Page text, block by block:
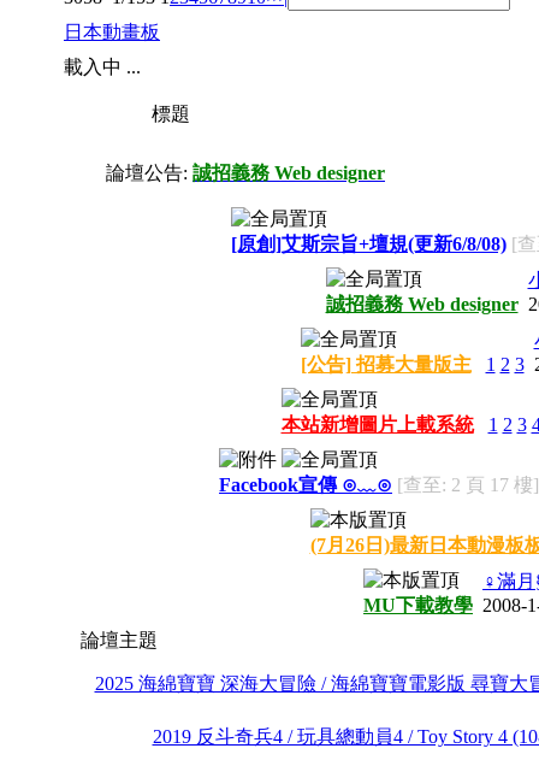
日本動畫板
載入中 ...
標題
論壇公告: 誠招義務 Web designer
[原創]艾斯宗旨+壇規(更新6/8/08) [
誠招義務 Web designer
[公告] 招募大量版主 1 2 3
本站新增圖片上載系統 1 2 3
Facebook宣傳 ⊙﹏⊙ [查至: 2 頁 17 樓]
(7月26日)最新日本動漫板
MU下載教學
♀滿
2008-
論壇主題
2025 海綿寶寶 深海大冒險 / 海綿寶寶電影版 尋寶大
2019 反斗奇兵4 / 玩具總動員4 / Toy Story 4